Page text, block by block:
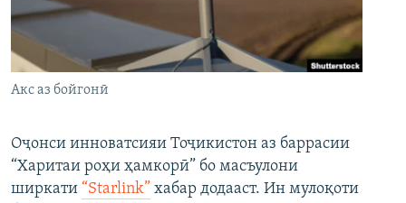
Акс аз бойгонӣ
Оҷонси инноватсияи Тоҷикистон аз баррасии
“Харитаи роҳи ҳамкорӣ” бо масъулони
ширкати “Starlink” хабар додааст. Ин мулоқоти